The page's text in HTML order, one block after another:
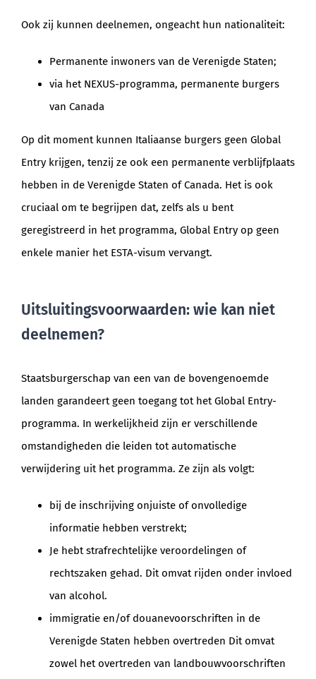
Ook zij kunnen deelnemen, ongeacht hun nationaliteit:
Permanente inwoners van de Verenigde Staten;
via het NEXUS-programma, permanente burgers
van Canada
Op dit moment kunnen Italiaanse burgers geen Global
Entry krijgen, tenzij ze ook een permanente verblijfplaats
hebben in de Verenigde Staten of Canada. Het is ook
cruciaal om te begrijpen dat, zelfs als u bent
geregistreerd in het programma, Global Entry op geen
enkele manier het ESTA-visum vervangt.
Uitsluitingsvoorwaarden: wie kan niet
deelnemen?
Staatsburgerschap van een van de bovengenoemde
landen garandeert geen toegang tot het Global Entry-
programma. In werkelijkheid zijn er verschillende
omstandigheden die leiden tot automatische
verwijdering uit het programma. Ze zijn als volgt:
bij de inschrijving onjuiste of onvolledige
informatie hebben verstrekt;
Je hebt strafrechtelijke veroordelingen of
rechtszaken gehad. Dit omvat rijden onder invloed
van alcohol.
immigratie en/of douanevoorschriften in de
Verenigde Staten hebben overtreden Dit omvat
zowel het overtreden van landbouwvoorschriften